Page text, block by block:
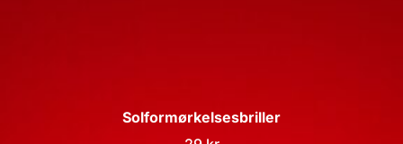
Solformørkelsesbriller